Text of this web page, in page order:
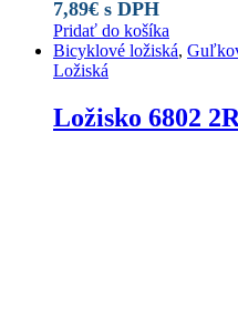
7,89€ s DPH
Pridať do košíka
Bicyklové ložiská,
Ložiská
Ložisko 6802